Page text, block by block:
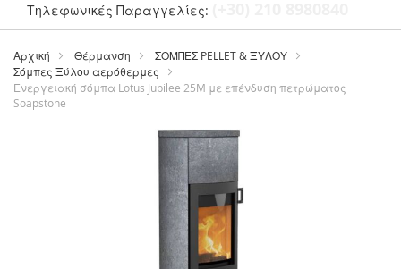
Τηλεφωνικές Παραγγελίες:
Μετάβαση
περιεχόμενο
Αρχική Θέρμανση
ΣΟΜΠΕΣ PELLET & ΞΥΛΟΥ
Σόμπες Ξύλου αερόθερμες
Ενεργειακή σόμπα Lotus Jubilee 25M με επένδυση πετρώματος
Soapstone